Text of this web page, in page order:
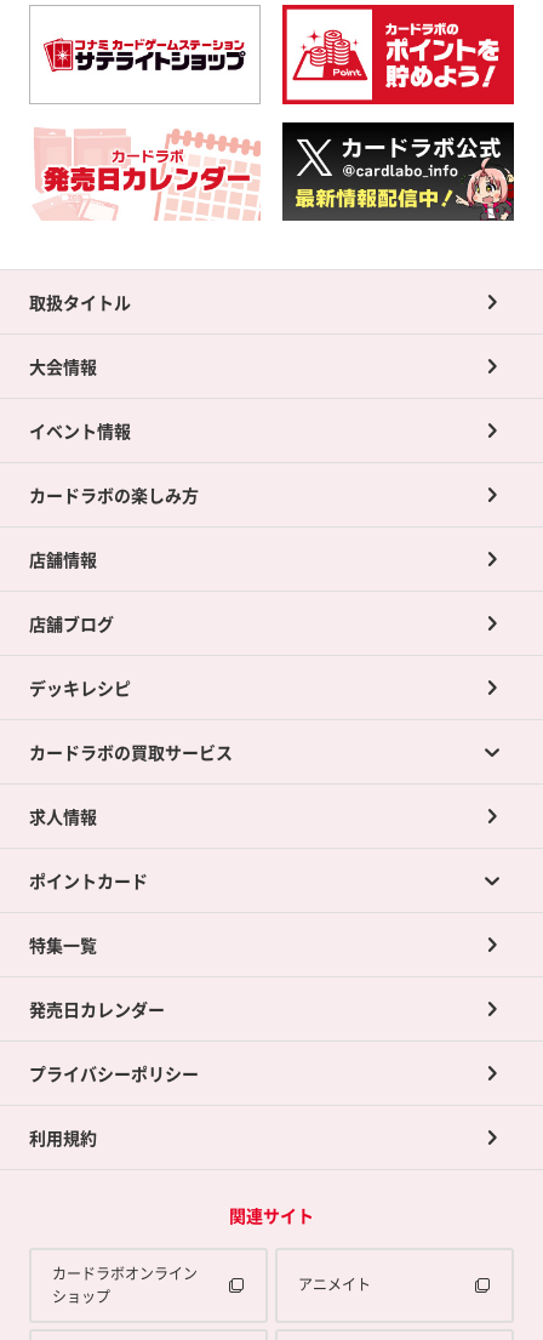
取扱タイトル
大会情報
イベント情報
カードラボの楽しみ方
店舗情報
店舗ブログ
デッキレシピ
カードラボの買取サービス
カードラボの買取サービスTOP
店舗買取について
ネット買取について
買取承諾書について
求人情報
ポイントカード
ポイントカードTOP
ポイント交換景品
特集一覧
発売日カレンダー
プライバシーポリシー
利用規約
関連サイト
カードラボオンライン
ショップ
アニメイト